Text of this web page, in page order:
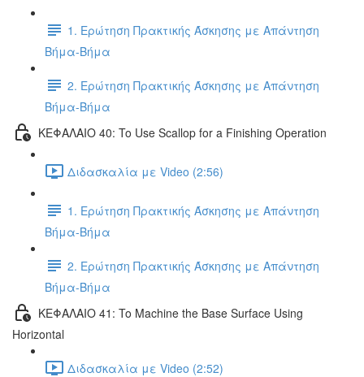
1. Ερώτηση Πρακτικής Άσκησης με Απάντηση
Βήμα-Βήμα
2. Ερώτηση Πρακτικής Άσκησης με Απάντηση
Βήμα-Βήμα
ΚΕΦΑΛΑΙΟ 40: To Use Scallop for a Finishing Operation
Διδασκαλία με Video (2:56)
1. Ερώτηση Πρακτικής Άσκησης με Απάντηση
Βήμα-Βήμα
2. Ερώτηση Πρακτικής Άσκησης με Απάντηση
Βήμα-Βήμα
ΚΕΦΑΛΑΙΟ 41: To Machine the Base Surface Using
Horizontal
Διδασκαλία με Video (2:52)